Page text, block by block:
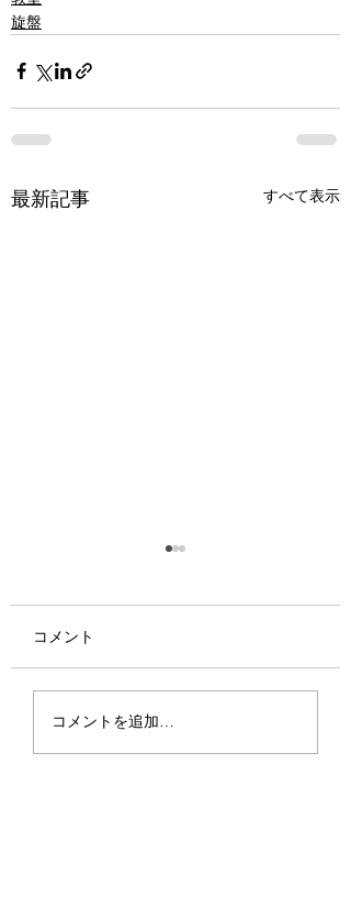
旋盤
最新記事 すべて表示
旋盤教室を開講 欅の茶
コメント
コメントを追加…